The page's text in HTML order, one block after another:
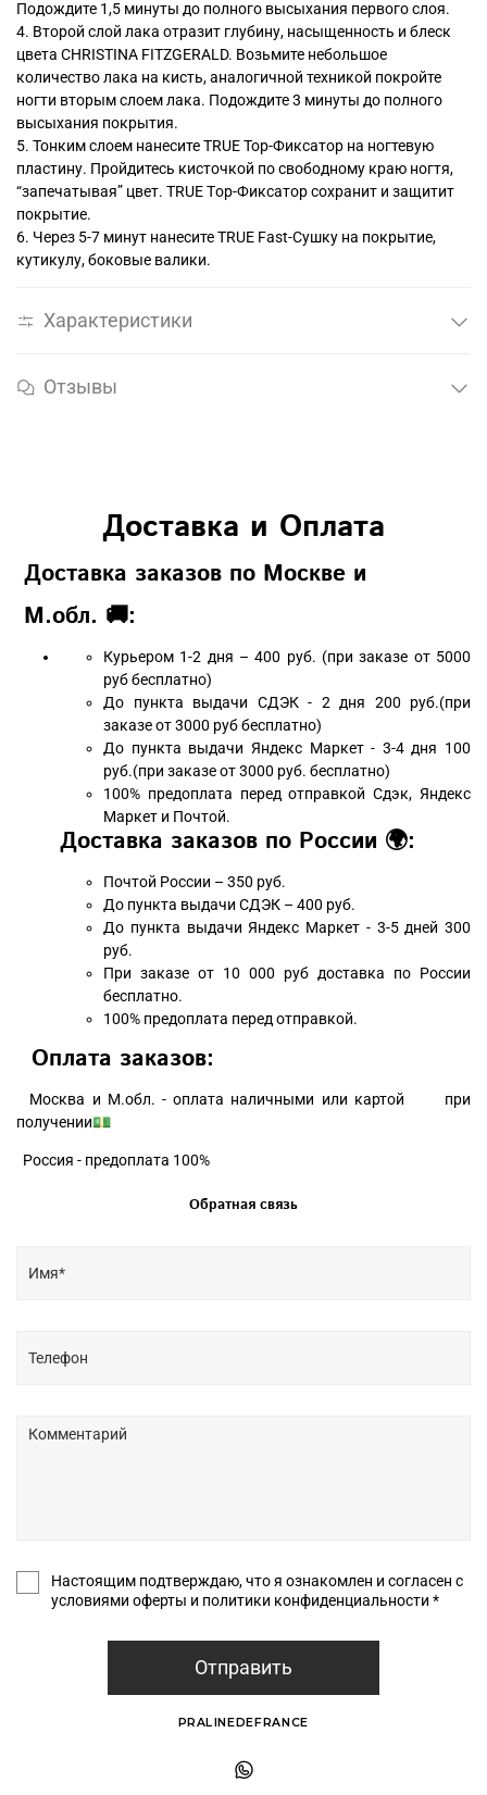
Подождите 1,5 минуты до полного высыхания первого слоя.
4. Второй слой лака отразит глубину, насыщенность и блеск
цвета CHRISTINA FITZGERALD. Возьмите небольшое
количество лака на кисть, аналогичной техникой покройте
ногти вторым слоем лака. Подождите 3 минуты до полного
высыхания покрытия.
5. Тонким слоем нанесите TRUE Top-Фиксатор на ногтевую
пластину. Пройдитесь кисточкой по свободному краю ногтя,
“запечатывая” цвет. TRUE Tоp-Фиксатор сохранит и защитит
покрытие.
6. Через 5-7 минут нанесите TRUE Fast-Сушку на покрытие,
кутикулу, боковые валики.
Характеристики
Отзывы
Доставка и Оплата
Доставка заказов по Москве и
М.обл. 🚚:
Курьером 1-2 дня – 400 руб. (при заказе от 5000
руб бесплатно)
До пункта выдачи СДЭК - 2 дня 200 руб.(при
заказе от 3000 руб бесплатно)
До пункта выдачи Яндекс Маркет - 3-4 дня 100
руб.(при заказе от 3000 руб. бесплатно)
100% предоплата перед отправкой Сдэк, Яндекс
Маркет и Почтой.
Доставка заказов по России 🌍:
Почтой России – 350 руб.
До пункта выдачи СДЭК – 400 руб.
До пункта выдачи Яндекс Маркет - 3-5 дней 300
руб.
При заказе от 10 000 руб доставка по России
бесплатно.
100% предоплата перед отправкой.
Оплата заказов:
Москва и М.обл. - оплата наличными или картой при
получении💵
Россия - предоплата 100%
Обратная связь
Настоящим подтверждаю, что я ознакомлен и согласен с
условиями оферты и политики конфиденциальности *
Отправить
PRALINEDEFRANCE